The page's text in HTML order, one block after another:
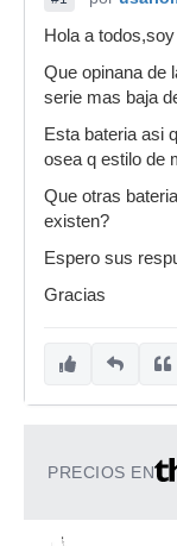
Hola a
Que opinana de
serie mas baja
Esta bateria asi
osea q estilo de
Que otras
existen?
Espero sus
Gracias
PRECIOS EN